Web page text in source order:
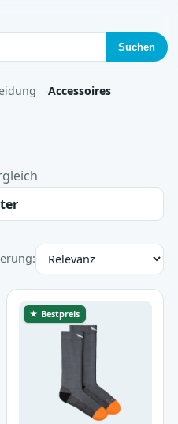
Suchen
Accessoires
★ Bestpreis